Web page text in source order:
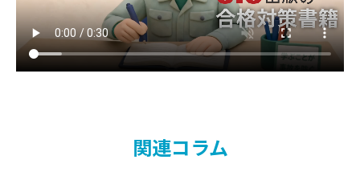
第3節 塗膜防水
第4節 シーリング工事
第2章 石工事
第1節 セメントモルタルによるタイル張
関連コラム